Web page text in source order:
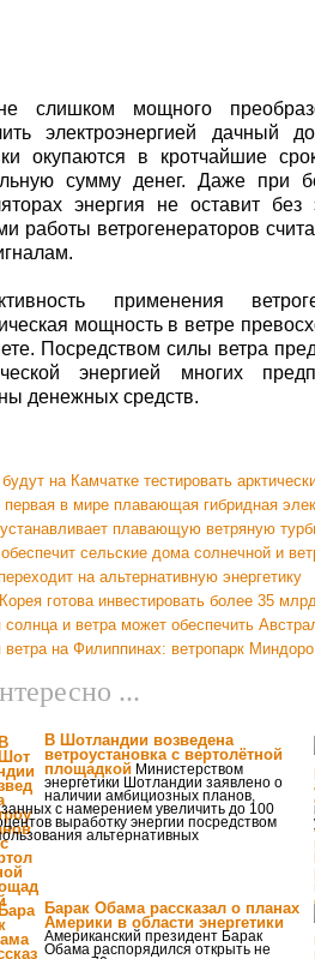
слишком мощного
электроэнергией
окупаются в кротчайшие
сумму денег. Даже при
энергия не оставит без
работы ветрогенераторов
применения
мощность в ветре
Посредством силы ветра
энергией многих
денежных средств.
на Камчатке тестировать
в мире плавающая гибридная
плавающую ветряную
сельские дома солнечной и
на альтернативную энергетику
готова инвестировать более 35
солнца и ветра может обеспечить
ветра на Филиппинах: ветропарк Миндоро
...
В Шотландии возведена
ветроустановка с вертолётной
площадкой Министерством
энергетики Шотландии заявлено о
наличии амбициозных планов,
с намерением увеличить до 100
выработку энергии посредством
альтернативных
Барак Обама рассказал о планах
Америки в области энергетики
Американский президент Барак
Обама распорядился открыть не